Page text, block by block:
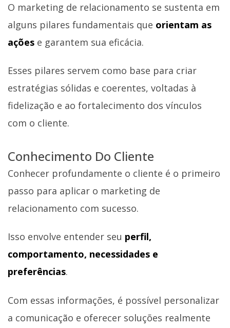
O marketing de relacionamento se sustenta em
alguns pilares fundamentais que orientam as
ações e garantem sua eficácia.
Esses pilares servem como base para criar
estratégias sólidas e coerentes, voltadas à
fidelização e ao fortalecimento dos vínculos
com o cliente.
Conhecimento Do Cliente
Conhecer profundamente o cliente é o primeiro
passo para aplicar o marketing de
relacionamento com sucesso.
Isso envolve entender seu perfil,
comportamento, necessidades e
preferências.
Com essas informações, é possível personalizar
a comunicação e oferecer soluções realmente